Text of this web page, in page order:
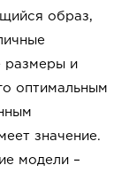
образ,
размеры и
оптимальным
значение.
модели –